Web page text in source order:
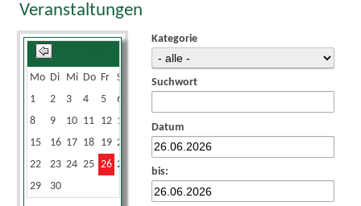
Veranstaltungen
Mo Di Mi Do Fr Sa
1
2 3 4 5 6
8
9 10 11 12 13
15
16 17 18 19 20
22
23 24 25 26 27
29
30
Kategorie
Suchwort
Datum
bis: